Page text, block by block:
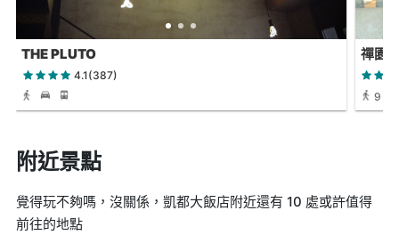
THE PLUTO
4.1(387)
禪園
9 分
附近景點
覺得玩不夠嗎，沒關係，凱都大飯店附近還有 10 處或許值得
前往的地點